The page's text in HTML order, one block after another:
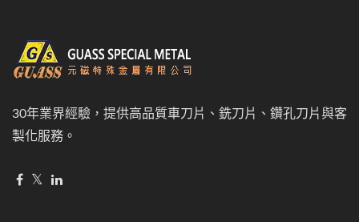
30年業界經驗，提供高品質車刀片、銑刀片、鑽孔刀片與客
製化服務。